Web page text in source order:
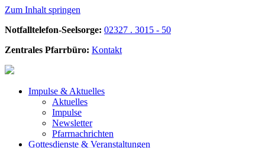
Zum Inhalt springen
Notfalltelefon-Seelsorge: 02327 . 3015 - 50
Zentrales Pfarrbüro: Kontakt
Impulse & Aktuelles
Aktuelles
Impulse
Newsletter
Pfarrnachrichten
Gottesdienste & Veranstaltungen